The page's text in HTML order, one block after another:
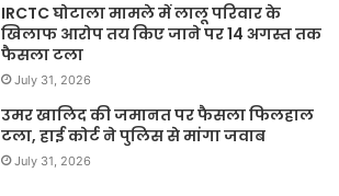
IRCTC घोटाला मामले में लालू परिवार के
खिलाफ आरोप तय किए जाने पर 14 अगस्त तक
फैसला टला
July 31, 2026
उमर खालिद की जमानत पर फैसला फिलहाल
टला, हाई कोर्ट ने पुलिस से मांगा जवाब
July 31, 2026